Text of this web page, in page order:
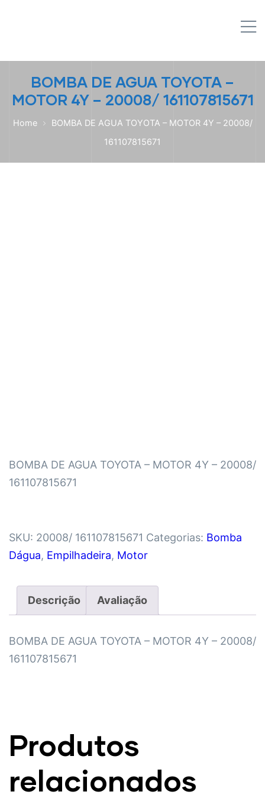
BOMBA DE AGUA TOYOTA –
MOTOR 4Y – 20008/ 161107815671
Home
BOMBA DE AGUA TOYOTA – MOTOR 4Y – 20008/
161107815671
BOMBA DE AGUA TOYOTA – MOTOR 4Y – 20008/
161107815671
SKU: 20008/ 161107815671 Categorias: Bomba
Dágua, Empilhadeira, Motor
Descrição Avaliação
BOMBA DE AGUA TOYOTA – MOTOR 4Y – 20008/
161107815671
Produtos
relacionados